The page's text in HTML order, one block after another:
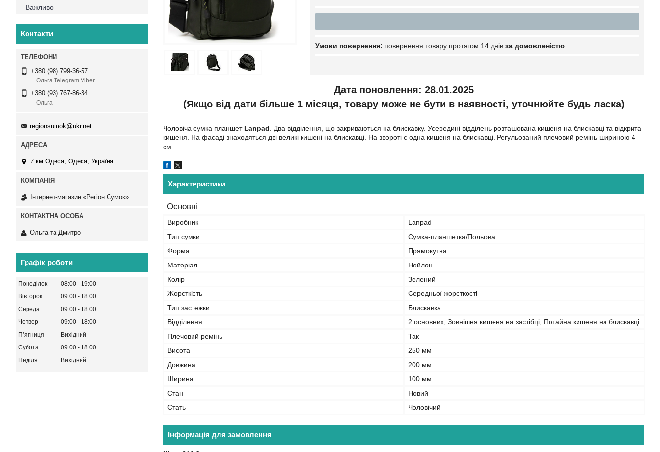
повернення товару протягом 14 днів за домовленістю
Дата поновлення: 28.01.2025
(Якщо від дати більше 1 місяця, товару може не бути в наявності, уточнюйте будь ласка)
Чоловіча сумка планшет Lanpad . Два відділення, що закриваються на блискавку. Усередині відділень розташована кишеня на блискавці та відкрита
кишеня. На фасаді знаходяться дві великі кишені на блискавці. На звороті є одна кишеня на блискавці. Регульований плечовий ремінь шириною 4
см.
Характеристики
Основні
Виробник
Lanpad
Тип сумки
Сумка-планшетка/Польова
Форма
Прямокутна
Матеріал
Нейлон
Колір
Зелений
Жорсткість
Середньої жорсткості
Тип застежки
Блискавка
Відділення
2 основних, Зовнішня кишеня на застібці, Потайна кишеня на блискавці
Плечовий ремінь
Так
Висота
250 мм
Довжина
200 мм
Ширина
100 мм
Стан
Новий
Стать
Чоловічий
Інформація для замовлення
Важливо
Контакти
+380 (98) 799-36-57
Ольга Telegram Viber
+380 (93) 767-86-34
Ольга
regionsumok@ukr.net
7 км Одеса, Одеса, Україна
Інтернет-магазин «Регіон Сумок»
Ольга та Дмитро
Графік роботи
Понеділок 08:00
19:00
Вівторок
09:00
18:00
Середа
09:00
18:00
Четвер
09:00
18:00
Пʼятниця
Вихідний
Субота
09:00
18:00
Неділя
Вихідний